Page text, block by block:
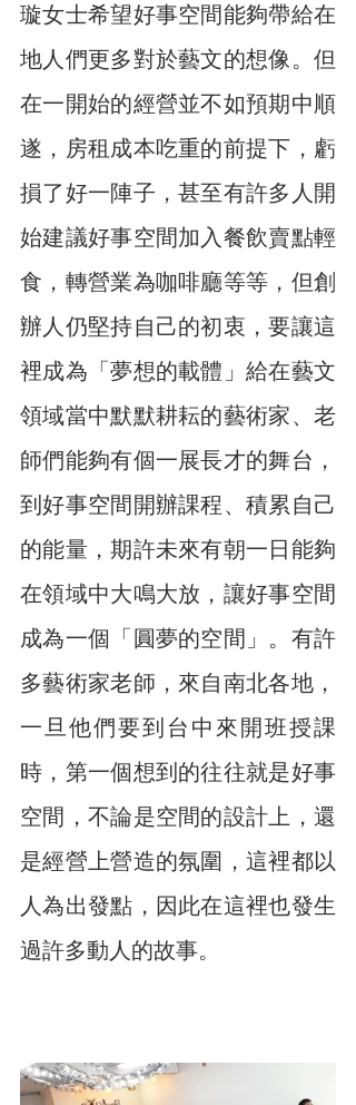
璇女士希望好事空間能夠帶給在
地人們更多對於藝文的想像。但
在一開始的經營並不如預期中順
遂，房租成本吃重的前提下，虧
損了好一陣子，甚至有許多人開
始建議好事空間加入餐飲賣點輕
食，轉營業為咖啡廳等等，但創
辦人仍堅持自己的初衷，要讓這
裡成為「夢想的載體」給在藝文
領域當中默默耕耘的藝術家、老
師們能夠有個一展長才的舞台，
到好事空間開辦課程、積累自己
的能量，期許未來有朝一日能夠
在領域中大鳴大放，讓好事空間
成為一個「圓夢的空間」。有許
多藝術家老師，來自南北各地，
一旦他們要到台中來開班授課
時，第一個想到的往往就是好事
空間，不論是空間的設計上，還
是經營上營造的氛圍，這裡都以
人為出發點，因此在這裡也發生
過許多動人的故事。